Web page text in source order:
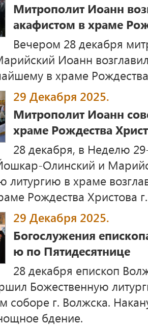
Митрополит Иоанн
акафистом в храме
Вечером 28 декабря
Иоанн
в храме
29 Декабря 2025.
Митрополит Иоанн
храме Рождества
28 декабря, в Неделю
Олинский и
литургию в храме
Рождества Христова
29 Декабря 2025.
Богослужения
ю по Пятидесятнице
28 декабря епископ
Божественную
соборе г. Волжска.
бдение.